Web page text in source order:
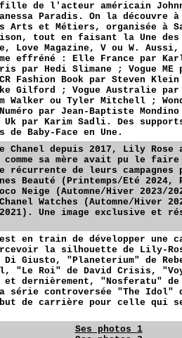
de l'acteur américain
Paradis. On la
Arts et Métiers, organisée à
tout en faisant la Une des
Love Magazine, V ou W.
effréné : Elle France par
par Hedi Slimane ; Vogue ME
Fashion Book par Steven
Gilford ; Vogue Australie par
Walker ou Tyler Mitchell ;
par Jean-Baptiste
Uk par Karim Sadli. Des
Baby-Face en Une.
Chanel depuis 2017, Lily
comme sa mère avait pu le
récurrente de leurs
Beauté (Printemps/Eté 2024,
Neige (Automne/Hiver 2023/
Watches (Automne/Hiver
Une image exclusive et
en train de développer une
la silhouette de Lily-
Di Giusto, "Planeterium" de
"Le Roi" de David Crisis,
dernièrement, "Nosferatu"
série controversée "The Idol"
de carrière pour celle qui
Ses photos 1